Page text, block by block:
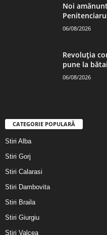
Noi
06/08/2026
Revoluția
pune la
06/08/2026
CATEGORIE POPULARĂ
Stiri Alba
Stiri Gorj
Stiri Calarasi
Stiri Dambovita
Stiri Braila
Stiri Giurgiu
Stiri Valcea